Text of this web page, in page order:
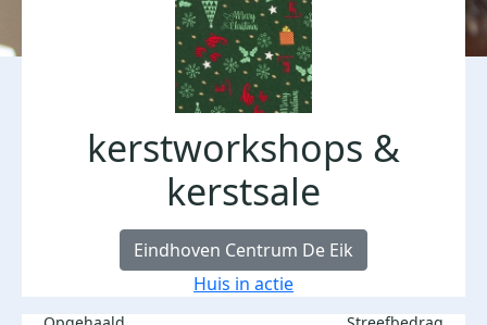
kerstworkshops &
kerstsale
Eindhoven Centrum De Eik
Huis in actie